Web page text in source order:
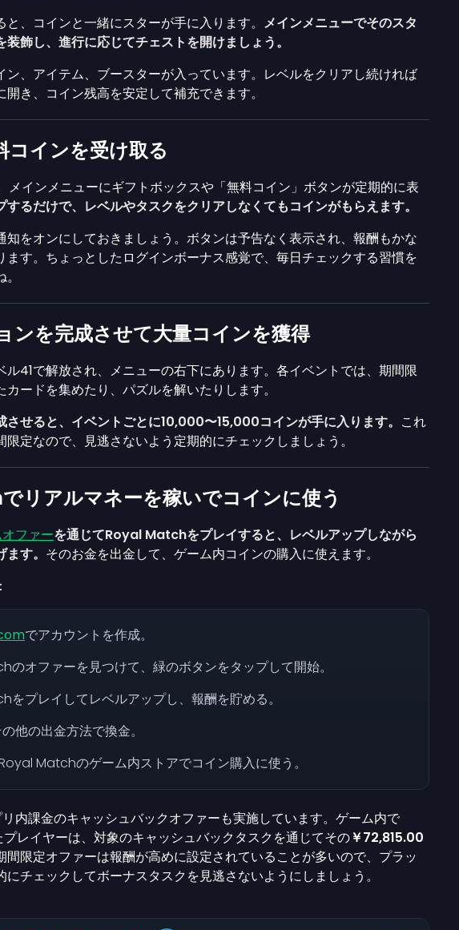
、コインと一緒にスターが手に入ります。 メインメニューでそのスタ
飾し、進行に応じてチェストを開けましょう。
ン、アイテム、ブースターが入っています。レベルをクリアし続ければ
き、コイン残高を安定して補充できます。
コインを受け取る
インメニューにギフトボックスや「無料コイン」ボタンが定期的に表
するだけで、レベルやタスクをクリアしなくてもコインがもらえます。
知をオンにしておきましょう。ボタンは予告なく表示され、報酬もかな
ます。ちょっとしたログインボーナス感覚で、毎日チェックする習慣を
ンを完成させて大量コインを獲得
ル41で解放され、メニューの右下にあります。各イベントでは、期間限
ードを集めたり、パズルを解いたりします。
させると、イベントごとに10,000〜15,000コインが手に入ります。 これ
限定なので、見逃さないよう定期的にチェックしましょう。
リアルマネーを稼いでコインに使う
ファーを通じてRoyal Matchをプレイすると、レベルアップしながら
す。 そのお金を出金して、ゲーム内コインの購入に使えます。
でアカウントを作成。
のオファーを見つけて、緑のボタンをタップして開始。
をプレイしてレベルアップし、報酬を貯める。
他の出金方法で換金。
Matchのゲーム内ストアでコイン購入に使う。
内課金のキャッシュバックオファーも実施しています。ゲーム内で
プレイヤーは、対象のキャッシュバックタスクを通じてその￥72,815.00
間限定オファーは報酬が高めに設定されていることが多いので、プラッ
にチェックしてボーナスタスクを見逃さないようにしましょう。